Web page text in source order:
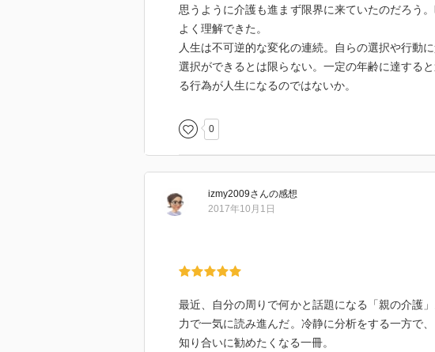
思うように介護も進まず限界に来ていたのだろう
よく理解できた。
人生は不可逆的な変化の連続。自らの選択や行動
選択ができるとは限らない。一定の年齢に達する
る行為が人生になるのではないか。
0
izmy2009さんの感想
2017年10月1日
最近、自分の周りで何かと話題になる「親の介護
力で一気に読み進んだ。冷静に分析をする一方で
知り合いに勧めたくなる一冊。